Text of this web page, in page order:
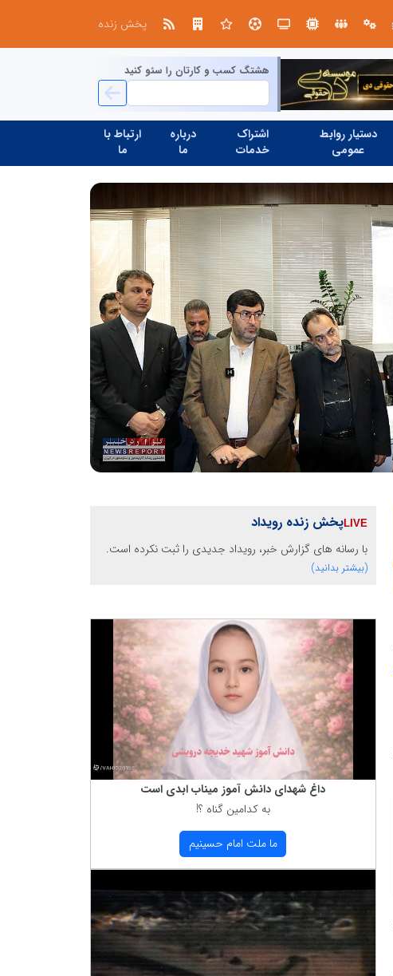
پخش زنده
هشتگ کسب و کارتان را سئو کنید
دستیار روابط
عمومی
اشتراک
خدمات
درباره
ما
ارتباط با
ما
پخش زنده رویداد
با رسانه های گزارش خبر، رویداد جدیدی را ثبت نکرده است.
(بیشتر بدانید)
داغ شهدای دانش آموز میناب ابدی است
به كدامین گناه ؟!
ما ملت امام حسینیم